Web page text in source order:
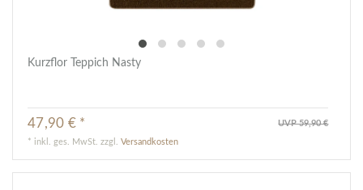
Kurzflor Teppich Nasty
UVP 59,90 €
47,90 € *
* inkl. ges. MwSt. zzgl.Versandkosten